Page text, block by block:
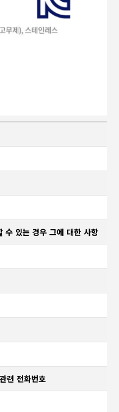
수 있는 경우 그에 대한 사항
련 전화번호